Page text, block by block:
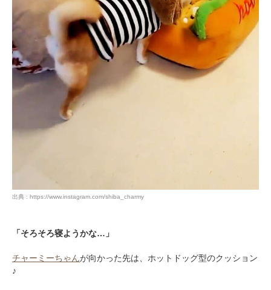
出典 : https://www.instagram.com/shiba_charmy
「そろそろ寝ようかな…」
チャーミーちゃんが向かった先は、ホットドッグ型のクッション
♪